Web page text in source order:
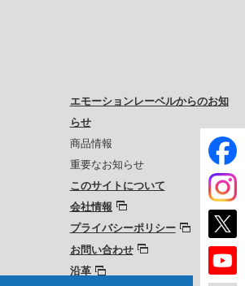
エモーションレーベルからのお知
らせ
商品情報
重要なお知らせ
このサイトについて
会社情報
プライバシーポリシー
お問い合わせ
沿革